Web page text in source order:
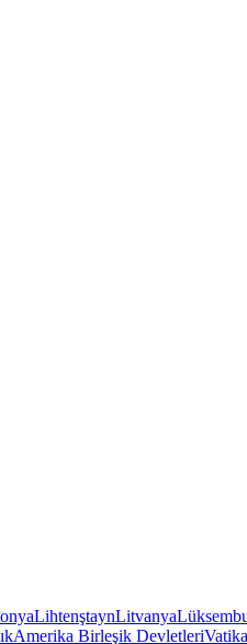
LihtenştaynLitvanya
Amerika Birleşik Devletleri